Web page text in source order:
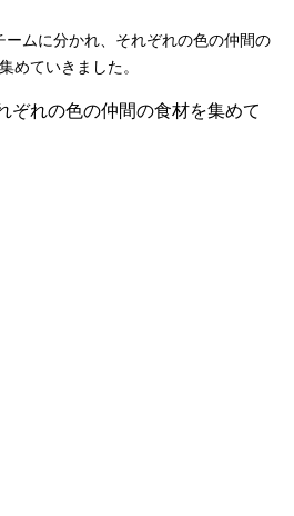
ームに分かれ、それぞれの色の仲間の
めていきました。
ぞれの色の仲間の食材を集めて